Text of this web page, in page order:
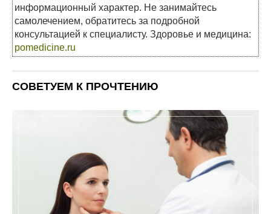
информационный характер. Не занимайтесь
самолечением, обратитесь за подробной
консультацией к специалисту. Здоровье и медицина:
pomedicine.ru
СОВЕТУЕМ К ПРОЧТЕНИЮ